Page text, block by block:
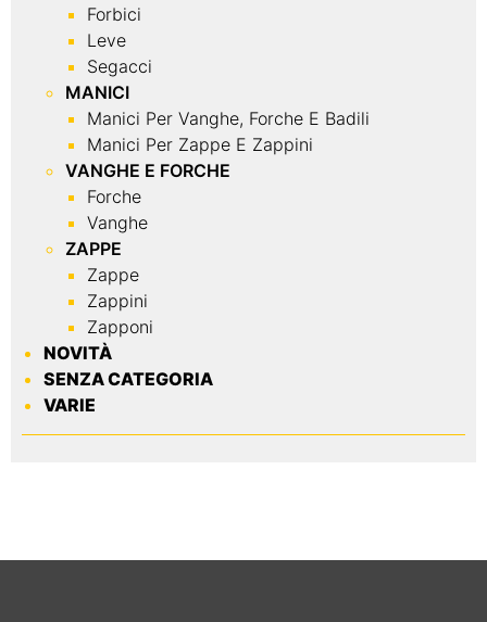
Forbici
Leve
Segacci
MANICI
Manici Per Vanghe, Forche E Badili
Manici Per Zappe E Zappini
VANGHE E FORCHE
Forche
Vanghe
ZAPPE
Zappe
Zappini
Zapponi
NOVITÀ
SENZA CATEGORIA
VARIE